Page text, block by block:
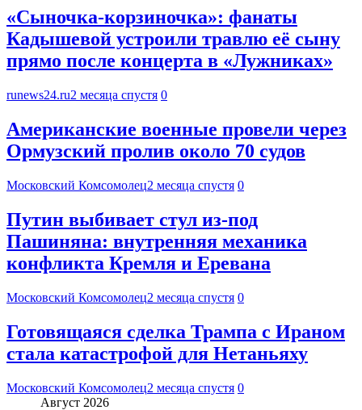
«Сыночка-корзиночка»: фанаты
Кадышевой устроили травлю её сыну
прямо после концерта в «Лужниках»
runews24.ru2 месяца спустя 0
Американские военные провели через
Ормузский пролив около 70 судов
Московский Комсомолец2 месяца спустя 0
Путин выбивает стул из-под
Пашиняна: внутренняя механика
конфликта Кремля и Еревана
Московский Комсомолец2 месяца спустя 0
Готовящаяся сделка Трампа с Ираном
стала катастрофой для Нетаньяху
Московский Комсомолец2 месяца спустя 0
Август 2026